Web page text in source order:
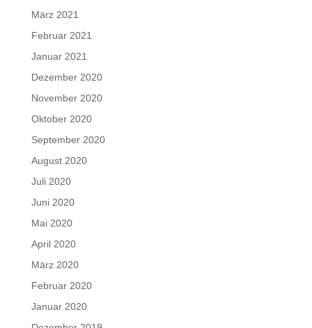
März 2021
Februar 2021
Januar 2021
Dezember 2020
November 2020
Oktober 2020
September 2020
August 2020
Juli 2020
Juni 2020
Mai 2020
April 2020
März 2020
Februar 2020
Januar 2020